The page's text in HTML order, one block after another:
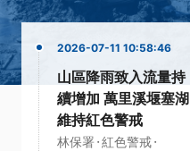
2026-07-11 10:58:46
山區降雨致入流量持
續增加 萬里溪堰塞湖
維持紅色警戒
林保署 ·紅色警戒·